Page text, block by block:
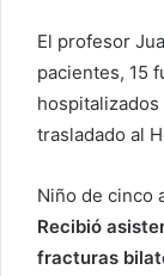
El profesor
pacientes, 15
trasladado al
Niño de cinco
Recibió
fracturas